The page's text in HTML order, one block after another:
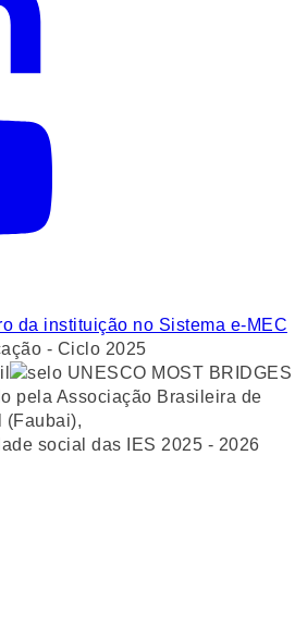
da instituição no Sistema e-MEC